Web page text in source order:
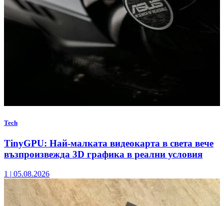
Tech
TinyGPU: Най-малката видеокарта в света вече
възпроизвежда 3D графика в реални условия
1 | 05.08.2026